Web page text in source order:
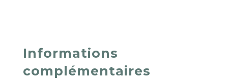
Informations
complémentaires